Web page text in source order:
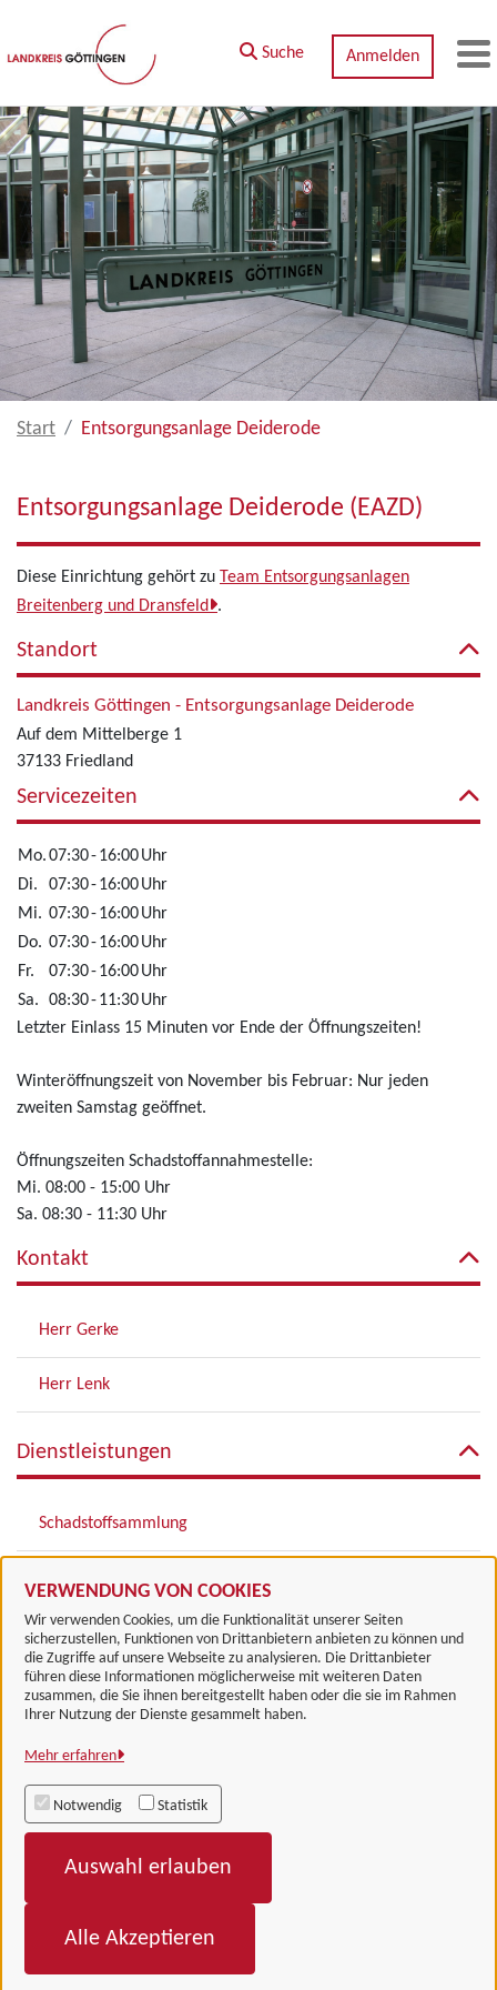
Zum Hauptinhalt springen
VERWENDUNG VON COOKIES
Wir verwenden Cookies, um die Funktionalität unserer Seiten
sicherzustellen, Funktionen von Drittanbietern anbieten zu können und
die Zugriffe auf unsere Webseite zu analysieren. Die Drittanbieter
führen diese Informationen möglicherweise mit weiteren Daten
zusammen, die Sie ihnen bereitgestellt haben oder die sie im Rahmen
Ihrer Nutzung der Dienste gesammelt haben.
Mehr erfahren
Notwendig Statistik
Auswahl erlauben
Alle Akzeptieren
Suche Anmelden
Start Entsorgungsanlage Deiderode
Entsorgungsanlage Deiderode (EAZD)
Diese Einrichtung gehört zu Team Entsorgungsanlagen
Breitenberg und Dransfeld
.
Standort
Landkreis Göttingen - Entsorgungsanlage Deiderode
Auf dem Mittelberge 1
37133 Friedland
Servicezeiten
Mo.07:30-16:00Uhr
Di.
07:30-16:00Uhr
Mi. 07:30-16:00Uhr
Do. 07:30-16:00Uhr
Fr.
07:30-16:00Uhr
Sa.
08:30-11:30Uhr
Letzter Einlass 15 Minuten vor Ende der Öffnungszeiten!
Winteröffnungszeit von November bis Februar: Nur jeden
zweiten Samstag geöffnet.
Öffnungszeiten Schadstoffannahmestelle:
Mi. 08:00 - 15:00 Uhr
Sa. 08:30 - 11:30 Uhr
Kontakt
Herr Gerke
Herr Lenk
Dienstleistungen
Schadstoffsammlung
Landkreis Göttingen
Alle Rechte vorbehalten
Barrierefreiheit